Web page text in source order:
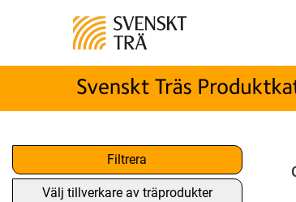
Filtrera
Välj tillverkare av träprodukter